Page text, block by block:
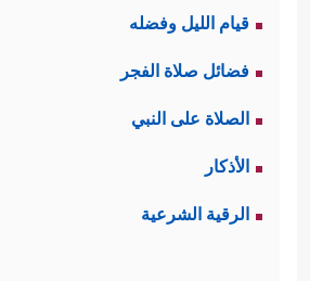
قيام الليل وفضله
فضائل صلاة الفجر
الصلاة على النبي
الأذكار
الرقية الشرعية